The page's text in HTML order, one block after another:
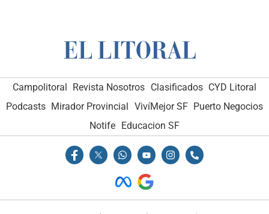
Campolitoral Revista Nosotros Clasificados CYD Litoral
Podcasts Mirador Provincial VivíMejor SF Puerto Negocios
Notife
Educacion SF